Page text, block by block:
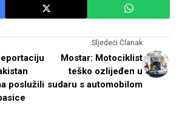
poslužili
Sljedeći Članak
Mostar: Motociklist
teško ozlijeđen u
sudaru s automobilom